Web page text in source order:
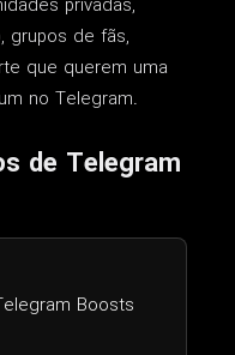
privadas,
grupos de fãs,
que querem uma
no Telegram.
de Telegram
Boosts